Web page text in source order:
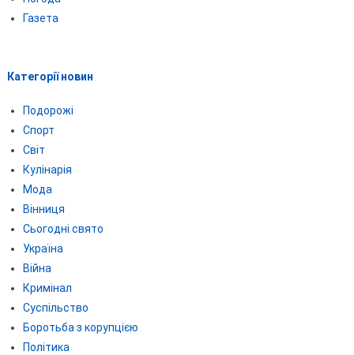
Газета
Категорії новин
Подорожі
Спорт
Світ
Кулінарія
Мода
Вінниця
Сьогодні свято
Україна
Війна
Кримінал
Суспільство
Боротьба з корупцією
Політика